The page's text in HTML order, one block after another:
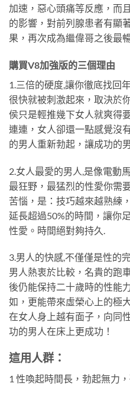
加速，惡心頭痛等反應，而
的影響，對前列腺患者有顯
果，再次成為繼偉哥之後最
購買V8加強版的三個理由
1.三倍的硬度,讓你徹底找回
很快就被刺激起來，取決於
侯只是輕推幾下女人就爽得
連連，女人卻還一點感覺沒
的男人重新勃起，讓成功的
2.女人最愛的男人,是像電動
最狂野，最猛烈的性愛你需
苦惱，是：技巧越來越熟練
延長超過50%的時間，讓你
性愛。時間絕對夠持久.
3.男人的快感,不僅僅是性的
男人熱衷於比較，名貴的跑
後仍能保持二十歲時的性能
如，更能帶來虛榮心上的極
在女人身上越有面子，向同
功的男人在床上更成功！
這用人群：
1 性喚起時間長，勃起無力